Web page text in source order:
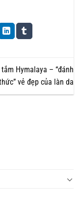
Hymalaya – “đánh
vẻ đẹp của làn da